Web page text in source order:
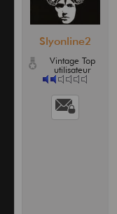
Slyonline2
Vintage Top
utilisateur